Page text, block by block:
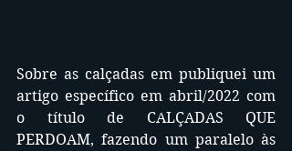
Sobre as calçadas em publiquei um
artigo específico em abril/2022 com
o título de CALÇADAS QUE
PERDOAM, fazendo um paralelo às